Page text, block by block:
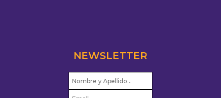
NEWSLETTER